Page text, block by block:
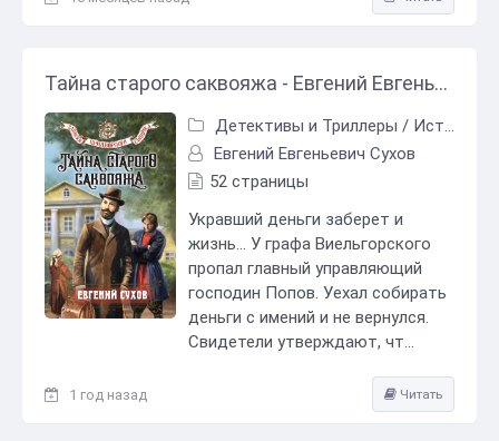
Тайна старого саквояжа - Евгений Евгеньевич Сухов
Детективы и Триллеры / Исторический детектив
Евгений Евгеньевич Сухов
52 страницы
Укравший деньги заберет и
жизнь… У графа Виельгорского
пропал главный управляющий
господин Попов. Уехал собирать
деньги с имений и не вернулся.
Свидетели утверждают, чт...
1 год назад Читать